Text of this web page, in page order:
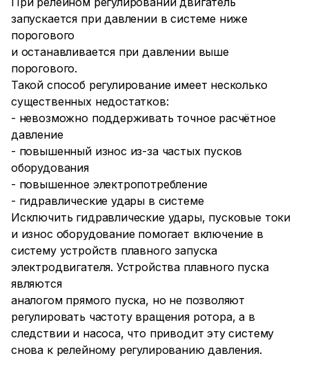
запускается при давлении в системе ниже
порогового
и останавливается при давлении выше
порогового.
Такой способ регулирование имеет несколько
существенных недостатков:
- невозможно поддерживать точное расчётное
давление
- повышенный износ из-за частых пусков
оборудования
- повышенное электропотребление
- гидравлические удары в системе
Исключить гидравлические удары, пусковые токи
и износ оборудование помогает включение в
систему устройств плавного запуска
электродвигателя. Устройства плавного пуска
являются
аналогом прямого пуска, но не позволяют
регулировать частоту вращения ротора, а в
следствии и насоса, что приводит эту систему
снова к релейному регулированию давления.